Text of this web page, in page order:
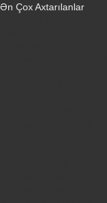
Ən Çox Axtarılanlar